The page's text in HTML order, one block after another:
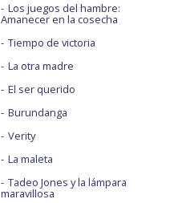
Los juegos del hambre:
Amanecer en la cosecha
Tiempo de victoria
La otra madre
El ser querido
Burundanga
Verity
La maleta
Tadeo Jones y la lámpara
maravillosa